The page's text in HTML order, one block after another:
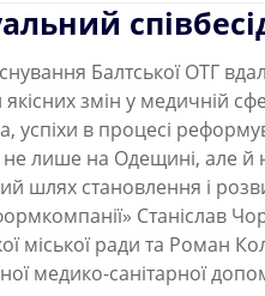
Балтської ОТГ
якісних змін у медичній
успіхи в процесі
не лише на Одещині, але й
шлях становлення і
Станіслав
міської ради та Роман
медико-санітарної